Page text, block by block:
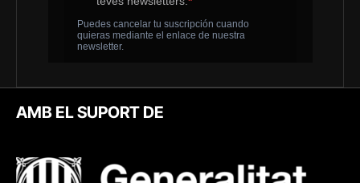
AMB EL SUPORT DE